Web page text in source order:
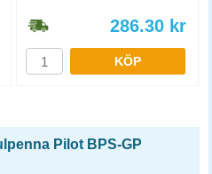
286.30 kr
KÖP
Pilot BPS-GP